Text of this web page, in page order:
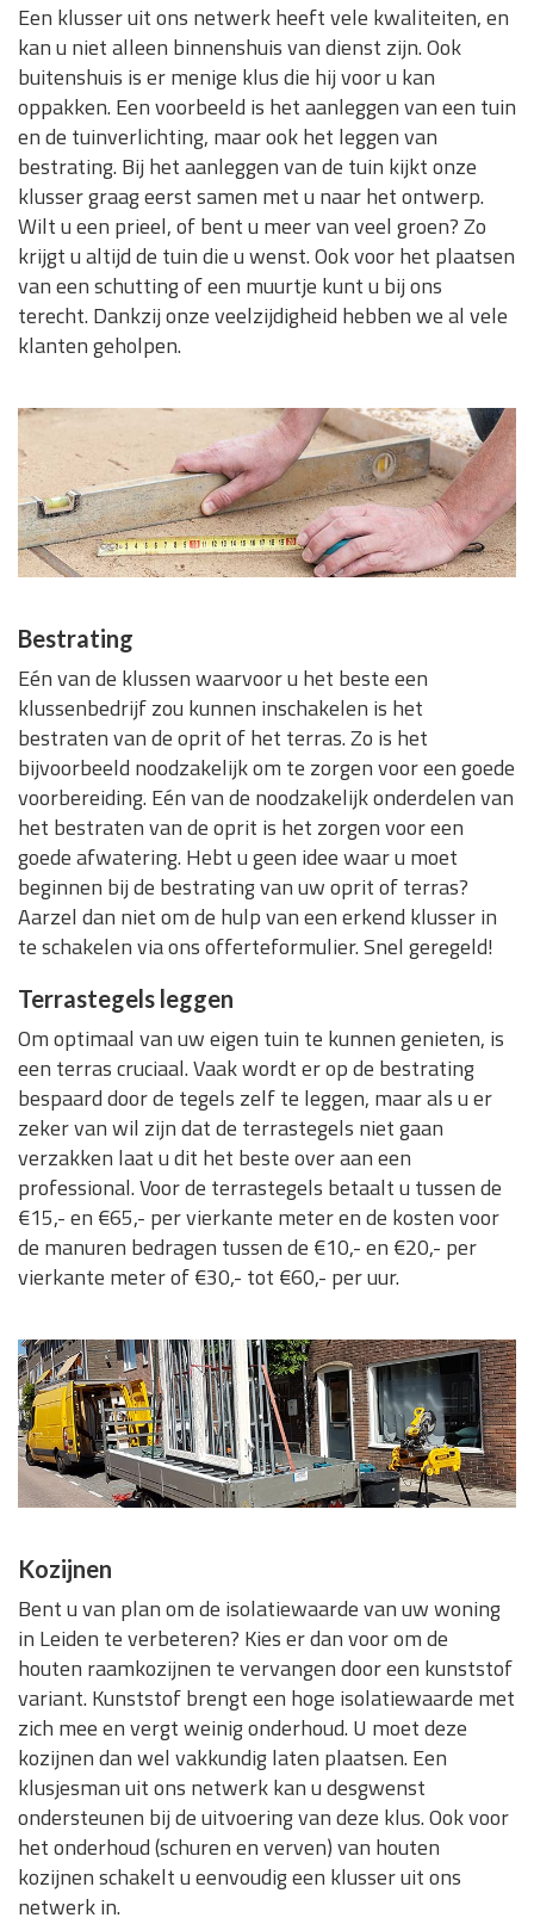
Een klusser uit ons netwerk heeft vele kwaliteiten, en
kan u niet alleen binnenshuis van dienst zijn. Ook
buitenshuis is er menige klus die hij voor u kan
oppakken. Een voorbeeld is het aanleggen van een tuin
en de tuinverlichting, maar ook het leggen van
bestrating. Bij het aanleggen van de tuin kijkt onze
klusser graag eerst samen met u naar het ontwerp.
Wilt u een prieel, of bent u meer van veel groen? Zo
krijgt u altijd de tuin die u wenst. Ook voor het plaatsen
van een schutting of een muurtje kunt u bij ons
terecht. Dankzij onze veelzijdigheid hebben we al vele
klanten geholpen.
Bestrating
Eén van de klussen waarvoor u het beste een
klussenbedrijf zou kunnen inschakelen is het
bestraten van de oprit of het terras. Zo is het
bijvoorbeeld noodzakelijk om te zorgen voor een goede
voorbereiding. Eén van de noodzakelijk onderdelen van
het bestraten van de oprit is het zorgen voor een
goede afwatering. Hebt u geen idee waar u moet
beginnen bij de bestrating van uw oprit of terras?
Aarzel dan niet om de hulp van een erkend klusser in
te schakelen via ons offerteformulier. Snel geregeld!
Terrastegels leggen
Om optimaal van uw eigen tuin te kunnen genieten, is
een terras cruciaal. Vaak wordt er op de bestrating
bespaard door de tegels zelf te leggen, maar als u er
zeker van wil zijn dat de terrastegels niet gaan
verzakken laat u dit het beste over aan een
professional. Voor de terrastegels betaalt u tussen de
€15,- en €65,- per vierkante meter en de kosten voor
de manuren bedragen tussen de €10,- en €20,- per
vierkante meter of €30,- tot €60,- per uur.
Kozijnen
Bent u van plan om de isolatiewaarde van uw woning
in Leiden te verbeteren? Kies er dan voor om de
houten raamkozijnen te vervangen door een kunststof
variant. Kunststof brengt een hoge isolatiewaarde met
zich mee en vergt weinig onderhoud. U moet deze
kozijnen dan wel vakkundig laten plaatsen. Een
klusjesman uit ons netwerk kan u desgwenst
ondersteunen bij de uitvoering van deze klus. Ook voor
het onderhoud (schuren en verven) van houten
kozijnen schakelt u eenvoudig een klusser uit ons
netwerk in.